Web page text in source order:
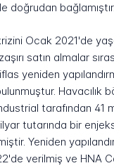
doğrudan bağlamıştır.
Ocak 2021'de
satın almalar
yeniden
Havacılık
tarafından 41
tutarında bir
Yeniden
verilmiş ve HNA